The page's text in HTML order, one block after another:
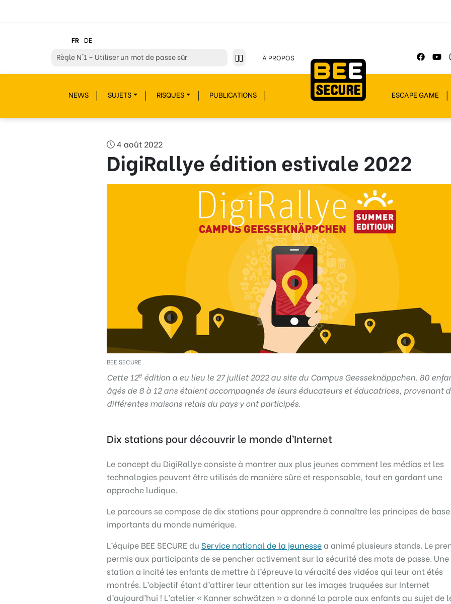
FR DE
RègleN°2 – Réfléchir avant de cliquer !
RègleN°3 – Réfléchir à ce que l’on publie
RègleN°4 – Respecter les autres
RègleN°5 – Se protéger du piratage
N°7 – Réagir et signaler
N°8 – Protéger sa vie privée
À PROPOS
NEWS SUJETS RISQUES PUBLICATIONS ESCAPE GAME
4 août 2022
DigiRallye édition estivale 2022
BEE SECURE
Cette 12eédition a eu lieu le 27 juillet 2022 au site du Campus Geesseknäppchen. 80
âgés de 8 à 12 ans étaient accompagnés de leurs éducateurs et éducatrices, provenant
différentes maisons relais du pays y ont participés.
Dix stations pour découvrir le monde d’Internet
Le concept du DigiRallye consiste à montrer aux plus jeunes comment les médias et les
technologies peuvent être utilisés de manière sûre et responsable, tout en gardant une
approche ludique.
Le parcours se compose de dix stations pour apprendre à connaître les principes de base
importants du monde numérique.
L’équipe BEE SECURE du Service national de la jeunessea animé plusieurs stands. Le
permis aux participants de se pencher activement sur la sécurité des mots de passe.
station a incité les enfants de mettre à l’épreuve la véracité des vidéos qui leur ont étés
montrés. L’objectif étant d’attirer leur attention sur les images truquées sur Internet
d’aujourd’hui ! L’atelier « Kanner schwätzen » a donné la parole aux enfants au sujet de